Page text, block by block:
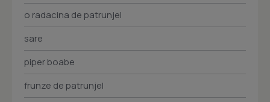
o radacina de patrunjel
sare
piper boabe
frunze de patrunjel